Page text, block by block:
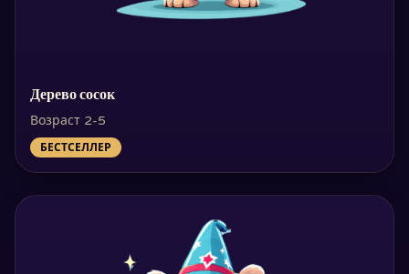
Дерево сосок
Возраст 2-5
БЕСТСЕЛЛЕР